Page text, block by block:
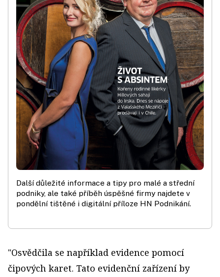
Další důležité informace a tipy pro malé a střední
podniky, ale také příběh úspěšné firmy najdete v
pondělní tištěné i digitální příloze HN Podnikání.
"Osvědčila se například evidence pomocí
čipových karet. Tato evidenční zařízení by